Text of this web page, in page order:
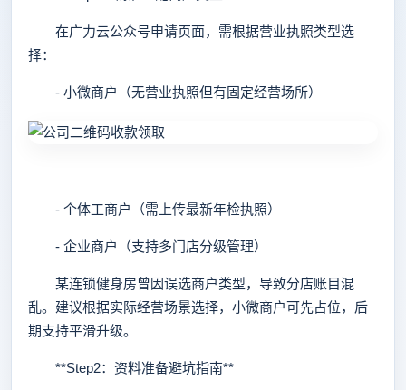
在广力云公众号申请页面，需根据营业执照类型选
择：
- 小微商户（无营业执照但有固定经营场所）
- 个体工商户（需上传最新年检执照）
- 企业商户（支持多门店分级管理）
某连锁健身房曾因误选商户类型，导致分店账目混
乱。建议根据实际经营场景选择，小微商户可先占位，后
期支持平滑升级。
**Step2：资料准备避坑指南**